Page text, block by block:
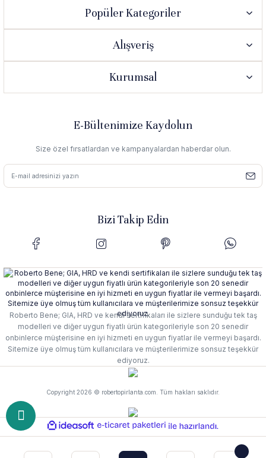
Popüler Kategoriler
Alışveriş
Kurumsal
E-Bültenimize Kaydolun
Size özel fırsatlardan ve kampanyalardan haberdar olun.
Bizi Takip Edin
Roberto Bene; GIA, HRD ve kendi sertifikaları ile sizlere sunduğu tek taş
modelleri ve diğer uygun fiyatlı ürün kategorileriyle son 20 senedir
onbinlerce müşterisine en iyi hizmeti en uygun fiyatlar ile vermeyi başardı.
Sitemize üye olmuş tüm kullanıcılara ve müşterilerimize sonsuz teşekkür
ediyoruz.
Copyright 2026 © robertopirlanta.com. Tüm hakları saklıdır.
ideasoft
e-
ticaret
hazırlandı.